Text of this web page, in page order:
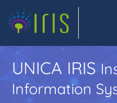
UNICA IRIS
Information